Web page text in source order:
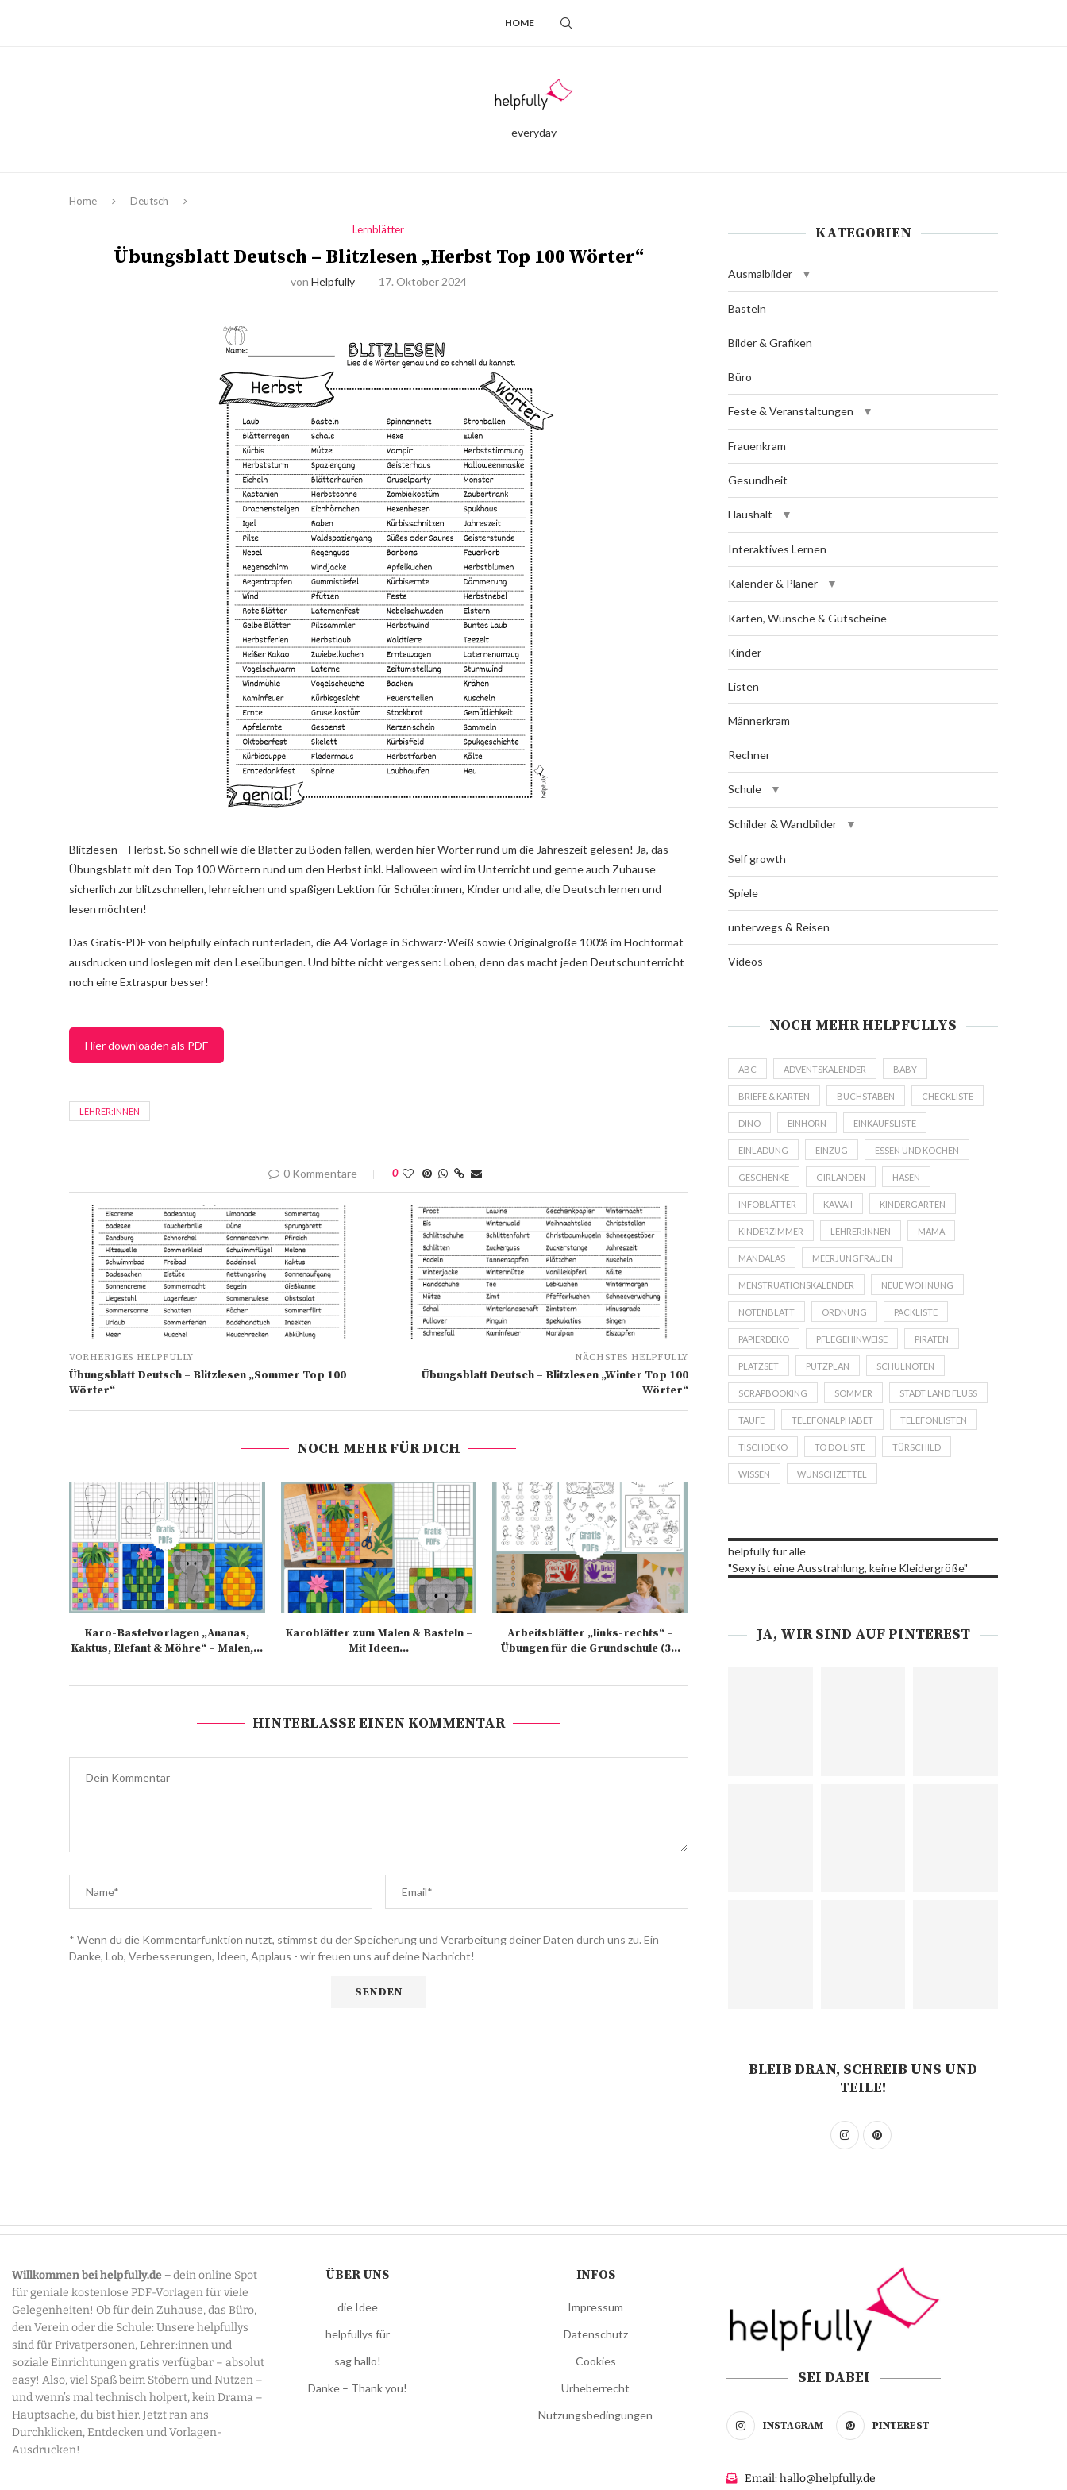
HOME
everyday
Home Deutsch
Lernblätter
Übungsblatt Deutsch – Blitzlesen „Herbst Top 100 Wörter“
von Helpfully 17. Oktober 2024
Blitzlesen – Herbst. So schnell wie die Blätter zu Boden fallen, werden hier Wörter rund um die Jahreszeit gelesen! Ja, das
Übungsblatt mit den Top 100 Wörtern rund um den Herbst inkl. Halloween wird im Unterricht und gerne auch Zuhause
sicherlich zur blitzschnellen, lehrreichen und spaßigen Lektion für Schüler:innen, Kinder und alle, die Deutsch lernen und
lesen möchten!
Das Gratis-PDF von helpfully einfach runterladen, die A4 Vorlage in Schwarz-Weiß sowie Originalgröße 100% im Hochformat
ausdrucken und loslegen mit den Leseübungen. Und bitte nicht vergessen: Loben, denn das macht jeden Deutschunterricht
noch eine Extraspur besser!
Hier downloaden als PDF
LEHRER:INNEN
0 Kommentare 0
VORHERIGES HELPFULLY
Übungsblatt Deutsch – Blitzlesen „Sommer Top 100
Wörter“
NÄCHSTES HELPFULLY
Übungsblatt Deutsch – Blitzlesen „Winter Top 100
Wörter“
NOCH MEHR FÜR DICH
Karo-Bastelvorlagen „Ananas,
Kaktus, Elefant & Möhre“ – Malen,...
Karoblätter zum Malen & Basteln –
Mit Ideen...
Arbeitsblätter „links-rechts“ –
Übungen für die Grundschule (3...
HINTERLASSE EINEN KOMMENTAR
* Wenn du die Kommentarfunktion nutzt, stimmst du der Speicherung und Verarbeitung deiner Daten durch uns zu. Ein
Danke, Lob, Verbesserungen, Ideen, Applaus - wir freuen uns auf deine Nachricht!
KATEGORIEN
Ausmalbilder
Basteln
Bilder & Grafiken
Büro
Feste & Veranstaltungen
Frauenkram
Gesundheit
Haushalt
Interaktives Lernen
Kalender & Planer
Karten, Wünsche & Gutscheine
Kinder
Listen
Männerkram
Rechner
Schule
Schilder & Wandbilder
Self growth
Spiele
unterwegs & Reisen
Videos
NOCH MEHR HELPFULLYS
ABC ADVENTSKALENDER BABY
BRIEFE & KARTEN BUCHSTABEN CHECKLISTE
DINO EINHORN EINKAUFSLISTE
EINLADUNG EINZUG ESSEN UND KOCHEN
GESCHENKE GIRLANDEN HASEN
INFOBLÄTTER KAWAII KINDERGARTEN
KINDERZIMMER LEHRER:INNEN MAMA
MANDALAS MEERJUNGFRAUEN
MENSTRUATIONSKALENDER NEUE WOHNUNG
NOTENBLATT ORDNUNG PACKLISTE
PAPIERDEKO PFLEGEHINWEISE PIRATEN
PLATZSET PUTZPLAN SCHULNOTEN
SCRAPBOOKING SOMMER STADT LAND FLUSS
TAUFE TELEFONALPHABET TELEFONLISTEN
TISCHDEKO TO DO LISTE TÜRSCHILD
WISSEN WUNSCHZETTEL
helpfully für alle
"Sexy ist eine Ausstrahlung, keine Kleidergröße"
JA, WIR SIND AUF PINTEREST
BLEIB DRAN, SCHREIB UNS UND
TEILE!
Willkommen bei helpfully.de –dein online Spot
für geniale kostenlose PDF-Vorlagen für viele
Gelegenheiten! Ob für dein Zuhause, das Büro,
den Verein oder die Schule: Unsere helpfullys
sind für Privatpersonen, Lehrer:innen und
soziale Einrichtungen gratis verfügbar – absolut
easy! Also, viel Spaß beim Stöbern und Nutzen –
und wenn’s mal technisch holpert, kein Drama –
Hauptsache, du bist hier. Jetzt ran ans
Durchklicken, Entdecken und Vorlagen-
Ausdrucken!
ÜBER UNS
die Idee
helpfullys für
sag hallo!
Danke – Thank you!
INFOS
Impressum
Datenschutz
Cookies
Urheberrecht
Nutzungsbedingungen
SEI DABEI
INSTAGRAM PINTEREST
Email: hallo@helpfully.de